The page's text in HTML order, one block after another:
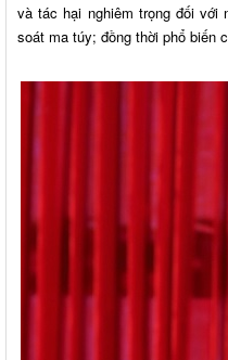
và tác hại nghiêm trọng đối với
soát ma túy; đồng thời phổ biến